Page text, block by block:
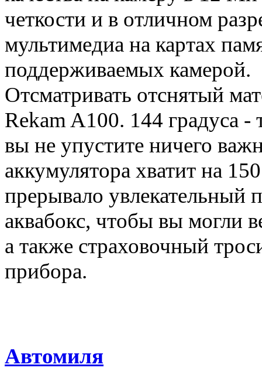
четкости и в отличном
мультимедиа на картах
поддерживаемых камерой.
Отсматривать отснятый
Rekam A100. 144 градуса -
вы не упустите ничего
аккумулятора хватит на
прерывало увлекательный
аквабокс, чтобы вы могли
а также страховочный
прибора.
Автомиля